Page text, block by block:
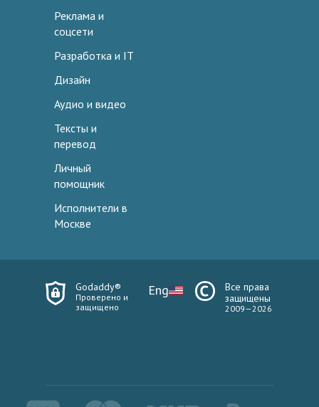
Реклама и
соцсети
Разработка и IT
Дизайн
Аудио и видео
Тексты и
перевод
Личный
помощник
Исполнители в
Москве
Godaddy®
Проверено и
защищено
Eng
Все права
защищены
2009—2026